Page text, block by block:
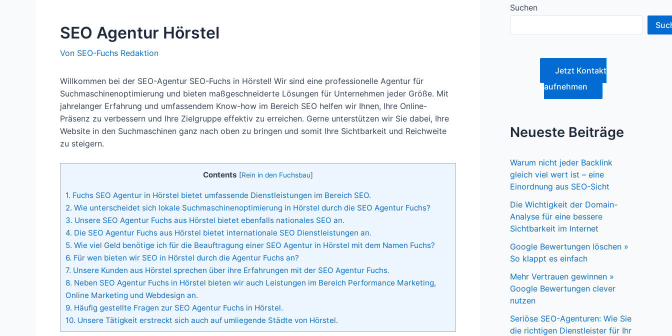
SEO Agentur Hörstel
Von SEO-Fuchs Redaktion
Willkommen bei der SEO-Agentur SEO-Fuchs in Hörstel! Wir sind eine professionelle Agentur für
Suchmaschinenoptimierung und bieten maßgeschneiderte Lösungen für Unternehmen jeder Größe. Mit
jahrelanger Erfahrung und umfassendem Know-how im Bereich SEO helfen wir Ihnen, Ihre Online-
Präsenz zu verbessern und Ihre Zielgruppe effektiv zu erreichen. Gerne unterstützen wir Sie dabei, Ihre
Website in den Suchmaschinen ganz nach oben zu bringen und somit Ihre Sichtbarkeit und Reichweite
zu steigern.
Contents [Rein in den Fuchsbau]
1. Fuchs SEO Agentur in Hörstel bietet umfassende Dienstleistungen im Bereich SEO.
2. Wie unterscheidet sich lokale Suchmaschinenoptimierung in Hörstel durch die SEO Agentur Fuchs?
3. Unsere SEO Agentur Fuchs aus Hörstel bietet ebenfalls nationales SEO an.
4. Die SEO Agentur Fuchs aus Hörstel bietet internationale SEO Dienstleistungen an.
5. Wie viel Geld benötige ich für die Beauftragung einer SEO Agentur in Hörstel mit dem Namen Fuchs?
6. Für wen bieten wir SEO in Hörstel durch die Agentur Fuchs an?
7. Unsere Kunden aus Hörstel sprechen über ihre Erfahrungen mit der SEO Agentur Fuchs.
8. Neben SEO Agentur Fuchs in Hörstel bieten wir auch Leistungen im Bereich Performance Marketing,
Online Marketing und Webdesign an.
9. Häufig gestellte Fragen zur SEO Agentur Fuchs in Hörstel.
10. Unsere Tätigkeit erstreckt sich auch auf umliegende Städte von Hörstel.
Suchen
Jetzt Kontakt
aufnehmen
Neueste Beiträge
Warum nicht jeder Backlink
gleich viel wert ist – eine
Einordnung aus SEO-Sicht
Die Wichtigkeit der Domain-
Analyse für eine bessere
Sichtbarkeit im Internet
Google Bewertungen löschen »
So klappt es einfach
Mehr Vertrauen gewinnen »
Google Bewertungen clever
nutzen
Seriöse SEO-Agenturen: Wie Sie
die richtigen Dienstleister für Ihr